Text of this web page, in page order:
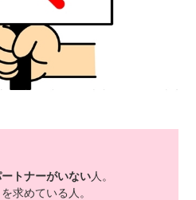
トナーがいない人。
求めている人。